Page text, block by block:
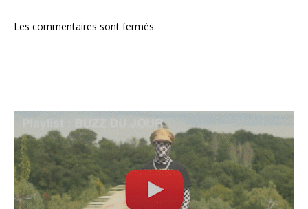
Les commentaires sont fermés.